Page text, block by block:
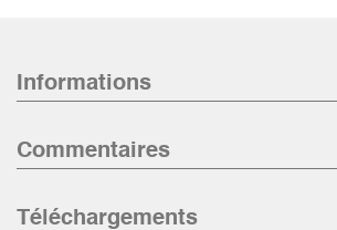
Informations
Commentaires
Téléchargements